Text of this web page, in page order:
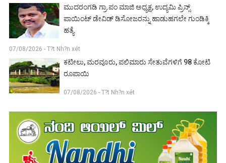
ಮುದರಂಗಡಿ ಗ್ರಾ.ಪಂ ಮಾಜಿ ಅಧ್ಯಕ್ಷ, ಉದ್ಯಮಿ ಪ್ರಿನ್ಸ್
ಪಾಯಿಂಟ್ ಡೇವಿಡ್ ಡಿಸೋಜರನ್ನು ಹಾಡುಹಗಲೇ ಗುಂಡಿಕ್ಕಿ
ಹತ್ಯೆ
07/08/2026 - T?t Nh?n xét
ಕಟೀಲು, ಮರವೂರು, ಪಲಿಮಾರು ಸೇತುವೆಗಳಿಗೆ 98 ಕೋಟಿ
ರೂಪಾಯಿ
07/08/2026 - T?t Nh?n xét